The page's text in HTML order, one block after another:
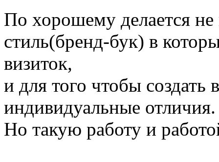
По хорошему делается
стиль(бренд-бук) в
визиток,
и для того чтобы создать
индивидуальные
Но такую работу и